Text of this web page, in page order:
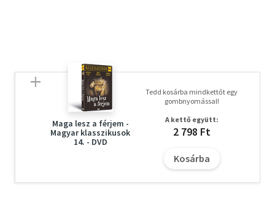
Tizenkét éven aluliak számára nem ajánlott.
F/5329/J
Maga lesz a férjem -
Magyar klasszikusok
14. - DVD
Tedd kosárba mindkettőt egy
gombnyomással!
A kettő együtt:
2 798 Ft
Kosárba